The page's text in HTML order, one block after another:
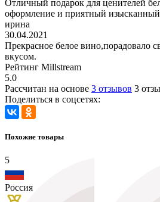
Отличный подарок для ценителей
оформление и приятный изысканный
ирина
30.04.2021
Прекрасное белое вино,порадовало
вкусом.
Рейтинг Millstream
5.0
Рассчитан на основе 3 отзывов 3
Поделиться в соцсетях:
Похожие товары
5
Россия